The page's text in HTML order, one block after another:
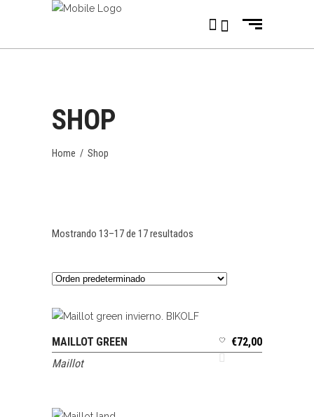
SHOP
Home / Shop
Mostrando 13–17 de 17 resultados
SELECCIONAR OPCIONES
MAILLOT GREEN €72,00
Maillot